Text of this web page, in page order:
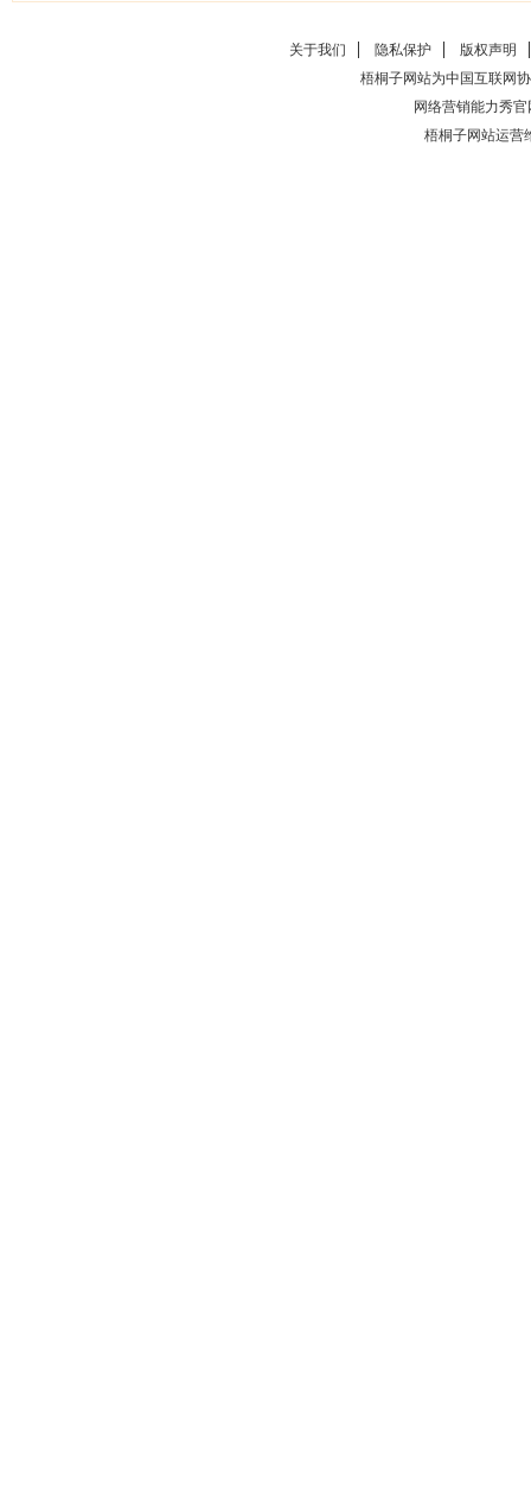
关于我们 隐私保护
版权声明
梧桐子网站为中国互联网
网络营销能力秀官
梧桐子网站运营